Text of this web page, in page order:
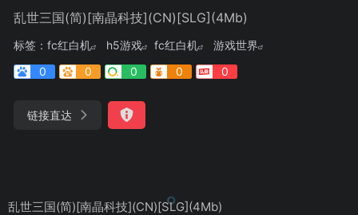
乱世三国(简)[南晶科技](CN)[SLG](4Mb)
标签： fc红白机 h5游戏 fc红白机
游戏世界
0
0 0 0 0
链接直达
乱世三国(简)[南晶科技](CN)[SLG](4Mb)